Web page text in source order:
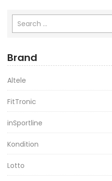
Brand
Altele
FitTronic
inSportline
Kondition
Lotto